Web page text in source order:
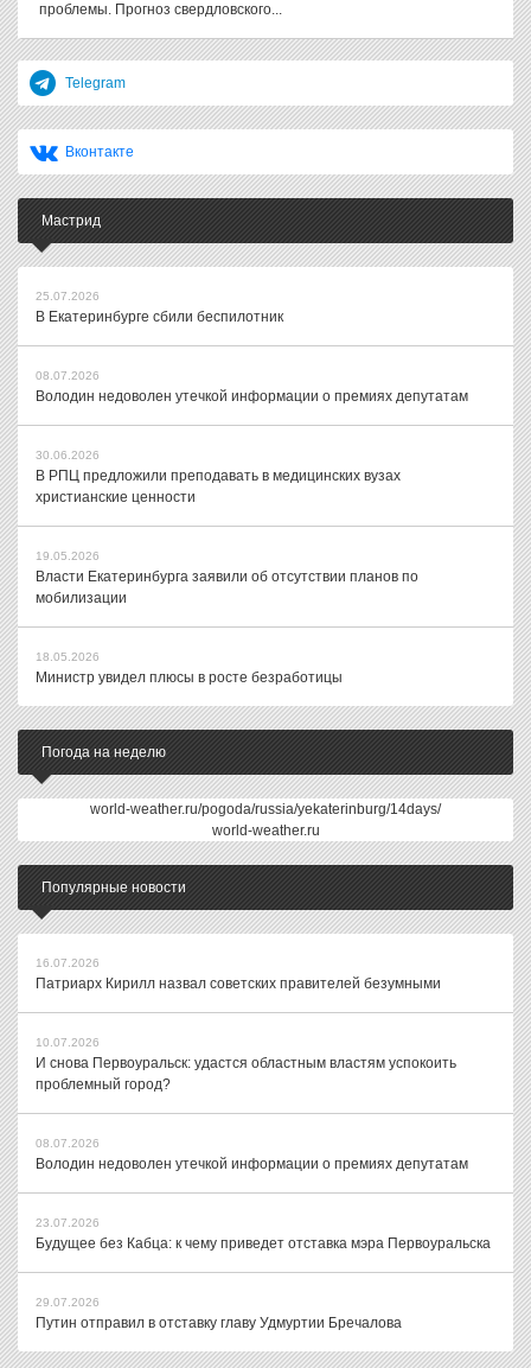
проблемы. Прогноз свердловского...
Telegram
Вконтакте
Мастрид
25.07.2026
В Екатеринбурге сбили беспилотник
08.07.2026
Володин недоволен утечкой информации о премиях депутатам
30.06.2026
В РПЦ предложили преподавать в медицинских вузах
христианские ценности
19.05.2026
Власти Екатеринбурга заявили об отсутствии планов по
мобилизации
18.05.2026
Министр увидел плюсы в росте безработицы
Погода на неделю
world-weather.ru/pogoda/russia/yekaterinburg/14days/
world-weather.ru
Популярные новости
16.07.2026
Патриарх Кирилл назвал советских правителей безумными
10.07.2026
И снова Первоуральск: удастся областным властям успокоить
проблемный город?
08.07.2026
Володин недоволен утечкой информации о премиях депутатам
23.07.2026
Будущее без Кабца: к чему приведет отставка мэра Первоуральска
29.07.2026
Путин отправил в отставку главу Удмуртии Бречалова